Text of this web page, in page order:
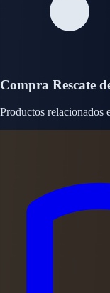
Compra Rescate
Productos relacionados